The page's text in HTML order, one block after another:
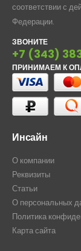
соответствии с
Федерации.
ЗВОНИТЕ
+7 (343)
ПРИНИМАЕМ К
Инсайн
О компании
Реквизиты
Статьи
О персональных
Политика
Карта сайта